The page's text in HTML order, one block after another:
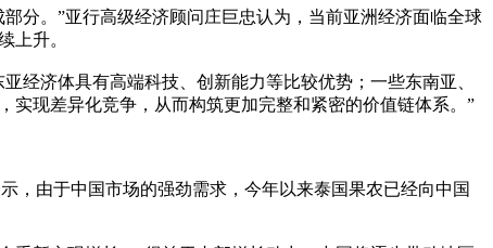
。”亚行高级经济顾问庄巨忠认为，当前亚洲经济面临全球
上升。
济体具有高端科技、创新能力等比较优势；一些东南亚、
现差异化竞争，从而构筑更加完整和紧密的价值链体系。”
由于中国市场的强劲需求，今年以来泰国果农已经向中国